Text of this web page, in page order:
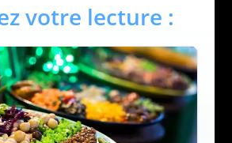
votre lecture :